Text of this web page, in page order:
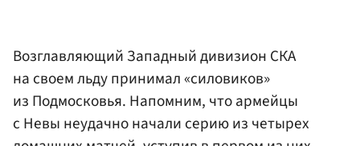
Возглавляющий Западный дивизион СКА
на своем льду принимал «силовиков»
из Подмосковья. Напомним, что армейцы
с Невы неудачно начали серию из четырех